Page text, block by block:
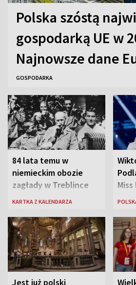
Polska szóstą
gospodarką UE w
Najnowsze dane
GOSPODARKA
84 lata temu w
niemieckim obozie
zagłady w Treblince
zmarł Janusz Korczak
KARTKA Z KALENDARZA
jest
Jest już polski